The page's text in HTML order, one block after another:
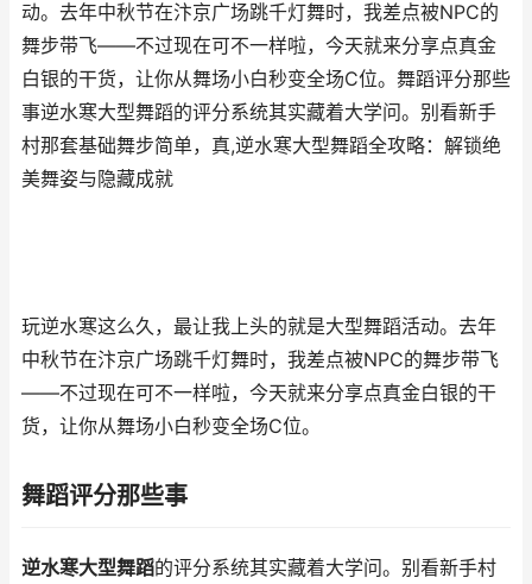
动。去年中秋节在汴京广场跳千灯舞时，我差点被NPC的
舞步带飞——不过现在可不一样啦，今天就来分享点真金
白银的干货，让你从舞场小白秒变全场C位。舞蹈评分那些
事逆水寒大型舞蹈的评分系统其实藏着大学问。别看新手
村那套基础舞步简单，真,逆水寒大型舞蹈全攻略：解锁绝
美舞姿与隐藏成就
玩逆水寒这么久，最让我上头的就是大型舞蹈活动。去年
中秋节在汴京广场跳千灯舞时，我差点被NPC的舞步带飞
——不过现在可不一样啦，今天就来分享点真金白银的干
货，让你从舞场小白秒变全场C位。
舞蹈评分那些事
逆水寒大型舞蹈的评分系统其实藏着大学问。别看新手村